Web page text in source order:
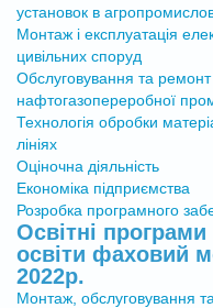
установок в
Монтаж і експлуатація
цивільних споруд
Обслуговування та ремонт
нафтогазопереробної
Технологія обробки
лініях
Оціночна діяльність
Економіка підприємства
Розробка програмного
Освітні
освіти фаховий
2022р.
Монтаж, обслуговування